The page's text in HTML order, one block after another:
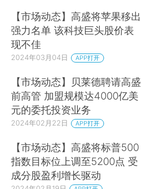
【市场动态】高盛将苹果移出
强力名单 该科技巨头股价表
现不佳
2024年03月04日 APP打开
【市场动态】贝莱德聘请高盛
前高管 加盟规模达4000亿美
元的委托投资业务
2024年02月22日 APP打开
【市场动态】高盛将标普500
指数目标位上调至5200点 受
成分股盈利增长驱动